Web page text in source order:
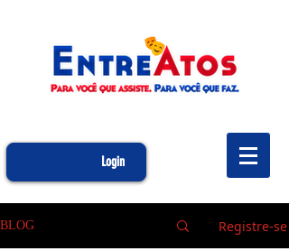
Login
BLOG Registre-se